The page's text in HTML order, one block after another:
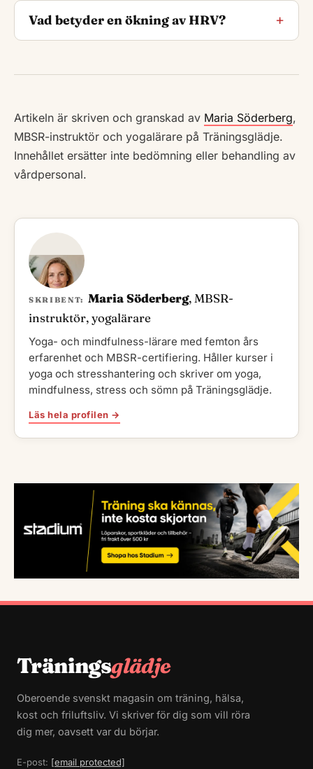
Vad betyder en ökning av HRV?
Artikeln är skriven och granskad av Maria Söderberg,
MBSR-instruktör och yogalärare på Träningsglädje.
Innehållet ersätter inte bedömning eller behandling av
vårdpersonal.
SKRIBENT: Maria Söderberg, MBSR-
instruktör, yogalärare
Yoga- och mindfulness-lärare med femton års
erfarenhet och MBSR-certifiering. Håller kurser i
yoga och stresshantering och skriver om yoga,
mindfulness, stress och sömn på Träningsglädje.
Läs hela profilen →
Träningsglädje
Oberoende svenskt magasin om träning, hälsa,
kost och friluftsliv. Vi skriver för dig som vill röra
dig mer, oavsett var du börjar.
E-post: [email protected]